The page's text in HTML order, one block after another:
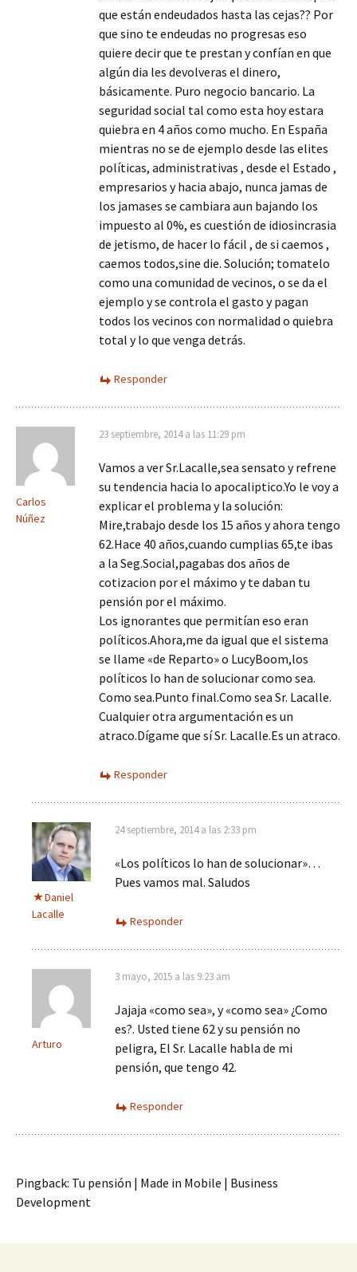
que están endeudados hasta las cejas?? Por
que sino te endeudas no progresas eso
quiere decir que te prestan y confían en que
algún dia les devolveras el dinero,
básicamente. Puro negocio bancario. La
seguridad social tal como esta hoy estara
quiebra en 4 años como mucho. En España
mientras no se de ejemplo desde las elites
políticas, administrativas , desde el Estado ,
empresarios y hacia abajo, nunca jamas de
los jamases se cambiara aun bajando los
impuesto al 0%, es cuestión de idiosincrasia
de jetismo, de hacer lo fácil , de si caemos ,
caemos todos,sine die. Solución; tomatelo
como una comunidad de vecinos, o se da el
ejemplo y se controla el gasto y pagan
todos los vecinos con normalidad o quiebra
total y lo que venga detrás.
Responder
Carlos
Núñez
23 septiembre, 2014 a las 11:29 pm
Vamos a ver Sr.Lacalle,sea sensato y refrene
su tendencia hacia lo apocaliptico.Yo le voy a
explicar el problema y la solución:
Mire,trabajo desde los 15 años y ahora tengo
62.Hace 40 años,cuando cumplias 65,te ibas
a la Seg.Social,pagabas dos años de
cotizacion por el máximo y te daban tu
pensión por el máximo.
Los ignorantes que permitían eso eran
políticos.Ahora,me da igual que el sistema
se llame «de Reparto» o LucyBoom,los
políticos lo han de solucionar como sea.
Como sea.Punto final.Como sea Sr. Lacalle.
Cualquier otra argumentación es un
atraco.Dígame que sí Sr. Lacalle.Es un atraco.
Responder
Daniel
Lacalle
24 septiembre, 2014 a las 2:33 pm
«Los políticos lo han de solucionar»…
Pues vamos mal. Saludos
Responder
Arturo
3 mayo, 2015 a las 9:23 am
Jajaja «como sea», y «como sea» ¿Como
es?. Usted tiene 62 y su pensión no
peligra, El Sr. Lacalle habla de mi
pensión, que tengo 42.
Responder
Pingback: Tu pensión | Made in Mobile | Business
Development